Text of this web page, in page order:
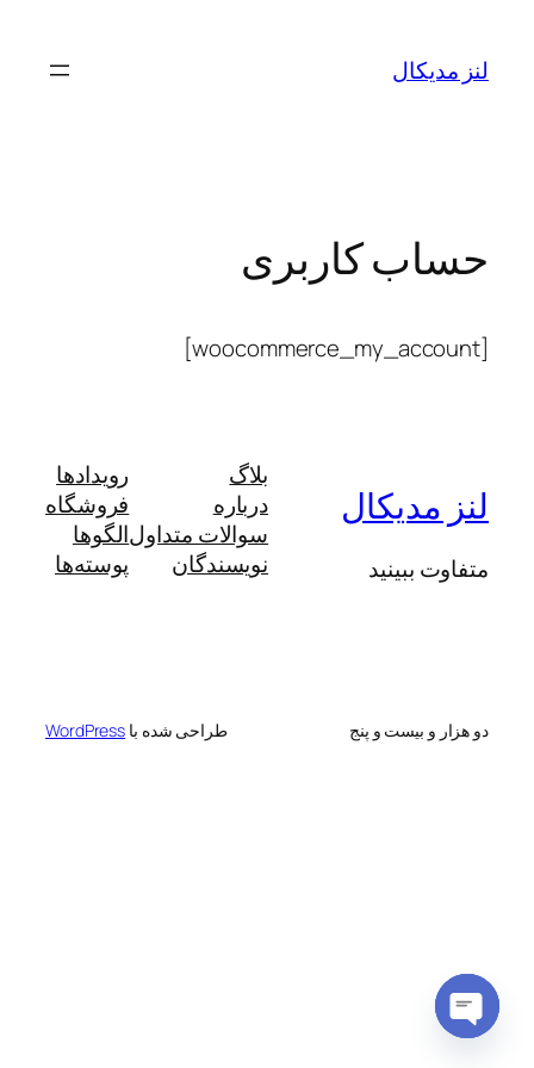
محتوالنز مدیکال
حساب کاربری
[woocommerce_my_account]
لنز مدیکال
متفاوت ببینید
بلاگ
درباره
سوالات متداول
نویسندگان
رویدادها
فروشگاه
الگوها
پوسته‌ها
دو هزار و بیست و پنج طراحی شده با WordPress